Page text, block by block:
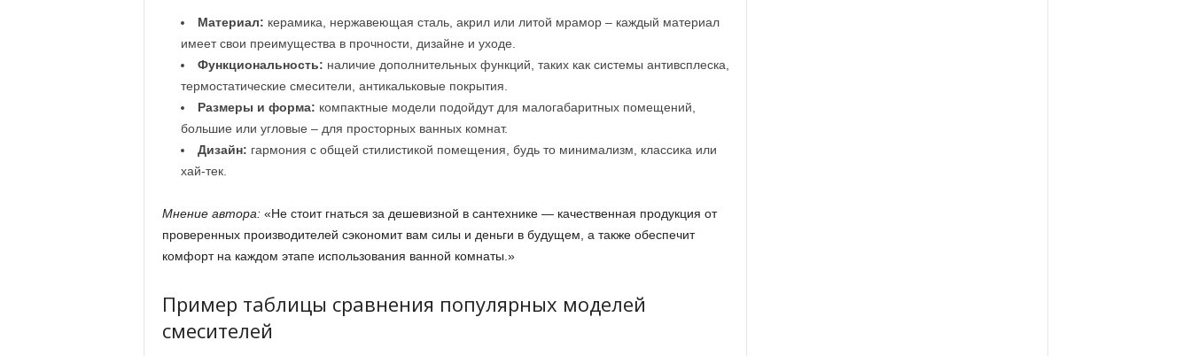
Материал: керамика, нержавеющая сталь, акрил или литой мрамор – каждый материал
имеет свои преимущества в прочности, дизайне и уходе.
Функциональность: наличие дополнительных функций, таких как системы антивсплеска,
термостатические смесители, антикальковые покрытия.
Размеры и форма: компактные модели подойдут для малогабаритных помещений,
большие или угловые – для просторных ванных комнат.
Дизайн: гармония с общей стилистикой помещения, будь то минимализм, классика или
хай-тек.
Мнение автора:«Не стоит гнаться за дешевизной в сантехнике — качественная продукция от
проверенных производителей сэкономит вам силы и деньги в будущем, а также обеспечит
комфорт на каждом этапе использования ванной комнаты.»
Пример таблицы сравнения популярных моделей
смесителей